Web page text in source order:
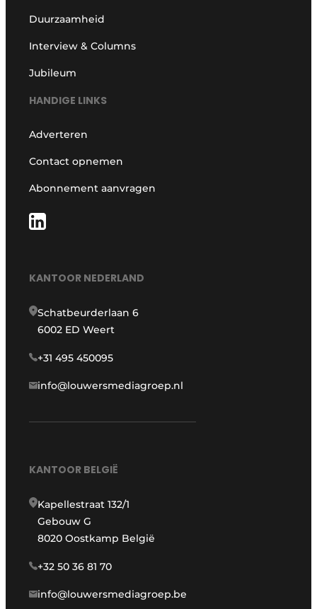
Duurzaamheid
Interview & Columns
Jubileum
HANDIGE LINKS
Adverteren
Contact opnemen
Abonnement aanvragen
KANTOOR NEDERLAND
Schatbeurderlaan 6
6002 ED Weert
+31 495 450095
info@louwersmediagroep.nl
KANTOOR BELGIË
Kapellestraat 132/1
Gebouw G
8020 Oostkamp België
+32 50 36 81 70
info@louwersmediagroep.be